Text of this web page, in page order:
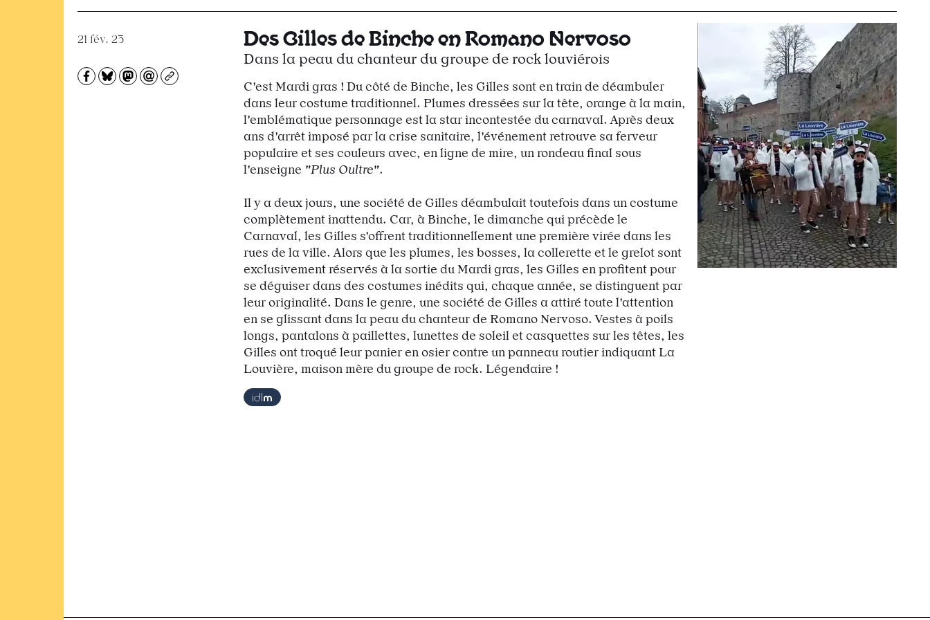
21 fév. 23
Partagez sur Facebook
Partager sur Bluesky
Partager sur Mastodon
Partagez par e-mail
Copiez l’url
Des Gilles de Binche en Romano Nervoso
Dans la peau du chanteur du groupe de rock louviérois
C'est Mardi gras ! Du côté de Binche, les Gilles sont en train de déambuler
dans leur costume traditionnel. Plumes dressées sur la tête, orange à la main,
l'emblématique personnage est la star incontestée du carnaval. Après deux
ans d'arrêt imposé par la crise sanitaire, l'événement retrouve sa ferveur
populaire et ses couleurs avec, en ligne de mire, un rondeau final sous
l'enseigne "Plus Oultre".
Il y a deux jours, une société de Gilles déambulait toutefois dans un costume
complètement inattendu. Car, à Binche, le dimanche qui précède le
Carnaval, les Gilles s'offrent traditionnellement une première virée dans les
rues de la ville. Alors que les plumes, les bosses, la collerette et le grelot sont
exclusivement réservés à la sortie du Mardi gras, les Gilles en profitent pour
se déguiser dans des costumes inédits qui, chaque année, se distinguent par
leur originalité. Dans le genre, une société de Gilles a attiré toute l'attention
en se glissant dans la peau du chanteur de Romano Nervoso. Vestes à poils
longs, pantalons à paillettes, lunettes de soleil et casquettes sur les têtes, les
Gilles ont troqué leur panier en osier contre un panneau routier indiquant La
Louvière, maison mère du groupe de rock. Légendaire !